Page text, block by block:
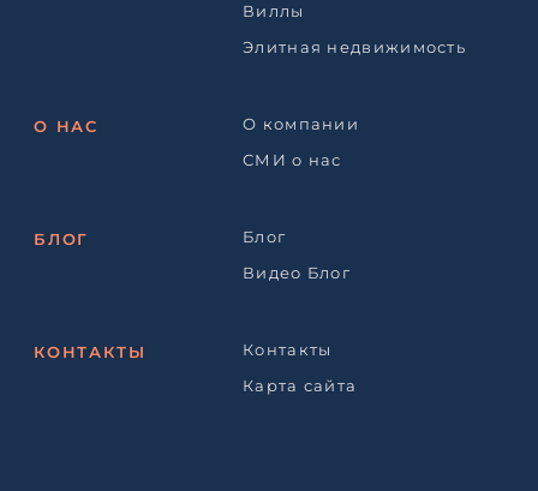
Виллы
Элитная недвижимость
О НАС
О компании
СМИ о нас
БЛОГ
Блог
Видео Блог
КОНТАКТЫ
Контакты
Карта сайта